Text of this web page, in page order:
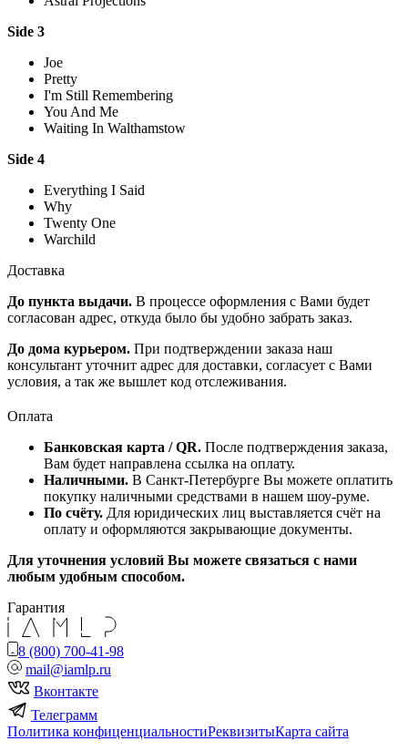
Side 3
Joe
Pretty
I'm Still Remembering
You And Me
Waiting In Walthamstow
Side 4
Everything I Said
Why
Twenty One
Warchild
Доставка
До пункта выдачи. В процессе оформления с Вами будет
согласован адрес, откуда было бы удобно забрать заказ.
До дома курьером. При подтверждении заказа наш
консультант уточнит адрес для доставки, согласует с Вами
условия, а так же вышлет код отслеживания.
Оплата
Банковская карта / QR. После подтверждения заказа,
Вам будет направлена ссылка на оплату.
Наличными. В Санкт-Петербурге Вы можете оплатить
покупку наличными средствами в нашем шоу-руме.
По счёту. Для юридических лиц выставляется счёт на
оплату и оформляются закрывающие документы.
Для уточнения условий Вы можете связаться с нами
любым удобным способом.
Гарантия
8 (800) 700-41-98
mail@iamlp.ru
Вконтакте
Телеграмм
Политика конфиценциальностиРеквизитыКарта сайта